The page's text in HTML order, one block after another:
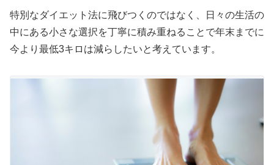
特別なダイエット法に飛びつくのではなく、日々の生活の
中にある小さな選択を丁寧に積み重ねることで年末までに
今より最低3キロは減らしたいと考えています。